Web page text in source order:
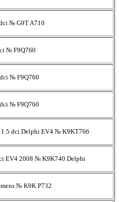
№ G9T A710
№ F9Q760
№ F9Q760
№ F9Q760
dci Delphi EV4 № K9KT766
EV4 2008 № K9K740 Delphi
№ K9K P732